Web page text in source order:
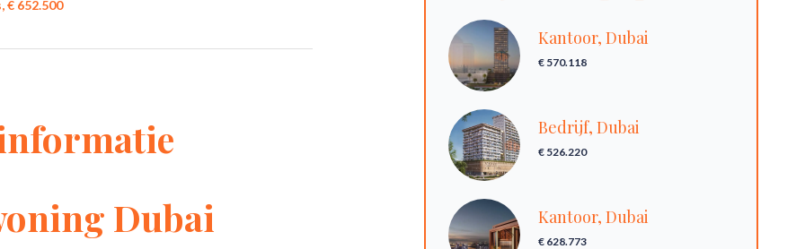
€ 652.500
Dubai
Kantoor, Dubai
€ 570.118
Bedrijf, Dubai
€ 526.220
Kantoor, Dubai
€ 628.773